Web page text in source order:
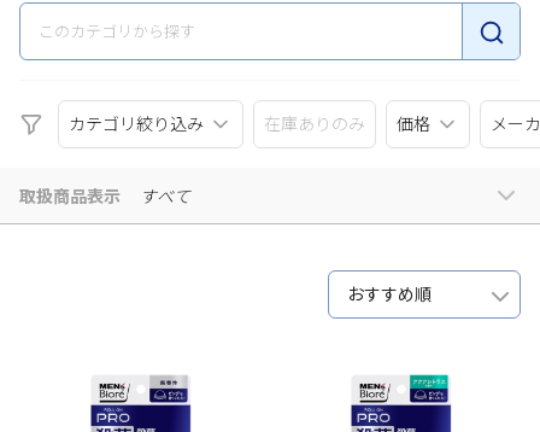
カテゴリ絞り込み 在庫ありのみ 価格 メー
取扱商品表示 すべて
おすすめ順